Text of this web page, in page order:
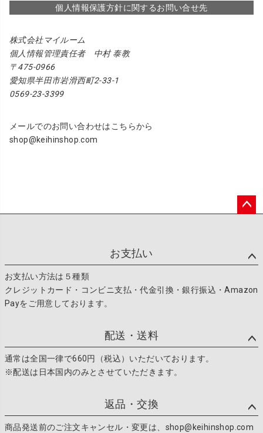
個人情報保護方針に関するお問い合せ先
株式会社マイルーム
個人情報管理責任者 中村 泰教
475-0966
愛知県半田市岩滑西町2-33-1
0569-23-3399
メールでのお問い合わせはこちらから
shop@keihinshop.com
お支払い
お支払い方法は５種類
クレジットカード・コンビニ支払・代金引換・銀行振込・Amazon
Payをご用意しております。
配送・送料
通常は全国一律で660円（税込）いただいております。
※配送は日本国内のみとさせていただきます。
返品・交換
商品発送前のご注文キャンセル・変更は、shop@keihinshop.com